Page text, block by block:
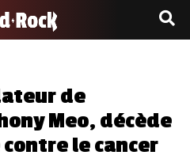
de
Meo, décède
le cancer